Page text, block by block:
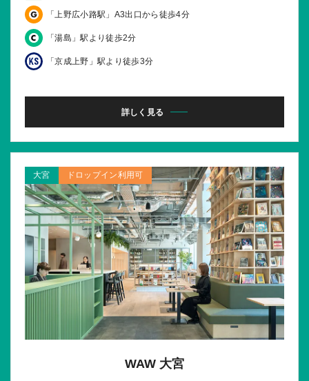
「上野広小路駅」A3出口から徒歩4分
「湯島」駅より徒歩2分
「京成上野」駅より徒歩3分
詳しく見る
大宮 ドロップイン利用可
WAW 大宮